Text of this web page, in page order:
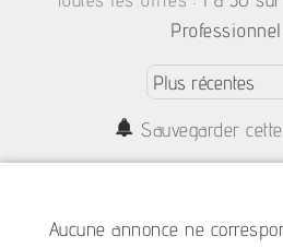
Professionnel
Sauvegarder
Aucune annonce ne